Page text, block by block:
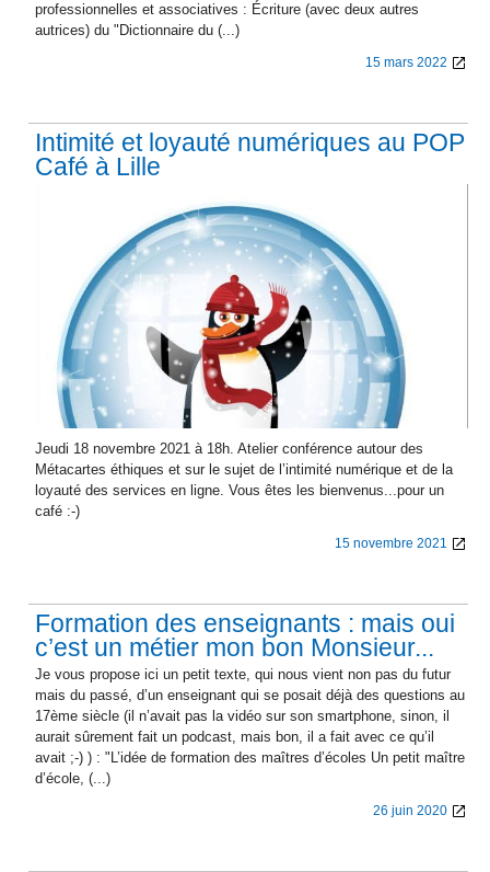
professionnelles et associatives : Écriture (avec deux autres
autrices) du "Dictionnaire du (...)
15 mars 2022
Intimité et loyauté numériques au POP
Café à Lille
Jeudi 18 novembre 2021 à 18h. Atelier conférence autour des
Métacartes éthiques et sur le sujet de l’intimité numérique et de la
loyauté des services en ligne. Vous êtes les bienvenus...pour un
café :-)
15 novembre 2021
Formation des enseignants : mais oui
c’est un métier mon bon Monsieur...
Je vous propose ici un petit texte, qui nous vient non pas du futur
mais du passé, d’un enseignant qui se posait déjà des questions au
17ème siècle (il n’avait pas la vidéo sur son smartphone, sinon, il
aurait sûrement fait un podcast, mais bon, il a fait avec ce qu’il
avait ;-) ) : "L’idée de formation des maîtres d’écoles Un petit maître
d’école, (...)
26 juin 2020